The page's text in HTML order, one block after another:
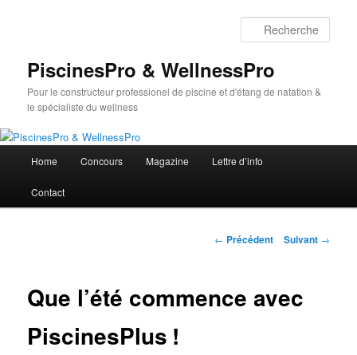
PiscinesPro & WellnessPro
Pour le constructeur professionel de piscine et d'étang de natation &
le spécialiste du wellness
principal
Home Concours Magazine Lettre d’info
Contact
Navigation
← Précédent Suivant →
Que l’été commence avec
PiscinesPlus !